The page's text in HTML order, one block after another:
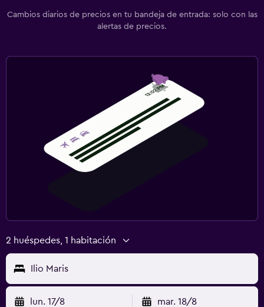
Cambios diarios de precios en tu bandeja de entrada: solo con las
alertas de precios.
2 huéspedes, 1 habitación
Ilio Maris
lun. 17/8 mar. 18/8